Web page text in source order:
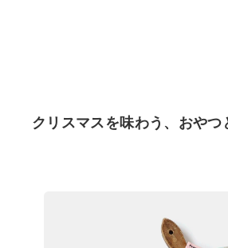
クリスマスを味わう、おやつ